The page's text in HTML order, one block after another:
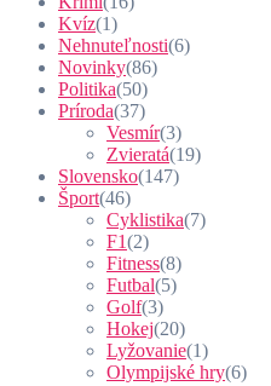
Kvíz(1)
Nehnuteľnosti(6)
Novinky(86)
Politika(50)
Príroda(37)
Vesmír(3)
Zvieratá(19)
Slovensko(147)
Šport(46)
Cyklistika(7)
F1(2)
Fitness(8)
Futbal(5)
Golf(3)
Hokej(20)
Lyžovanie(1)
Olympijské hry(6)